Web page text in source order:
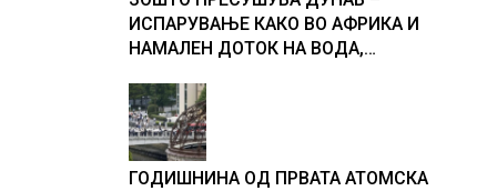
ИСПАРУВАЊЕ КАКО ВО АФРИКА И
НАМАЛЕН ДОТОК НА ВОДА,
Србија
ГОДИШНИНА ОД ПРВАТА АТОМСКА